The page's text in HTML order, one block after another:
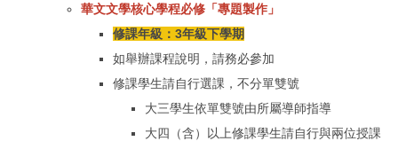
華文文學核心學程必修「專題製作 」
修課年級：3年級下學期
如舉辦課程說明，請務必參加
修課學生請自行選課，不分單雙號
大三學生依單雙號由所屬導師指導
大四（含）以上修課學生請自行與兩位授課